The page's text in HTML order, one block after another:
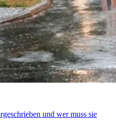
und wer muss sie